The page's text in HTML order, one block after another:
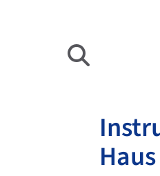
Haus